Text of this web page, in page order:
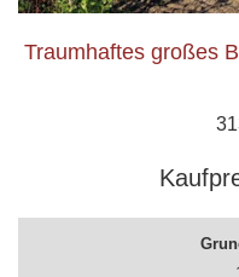
Traumhaftes großes